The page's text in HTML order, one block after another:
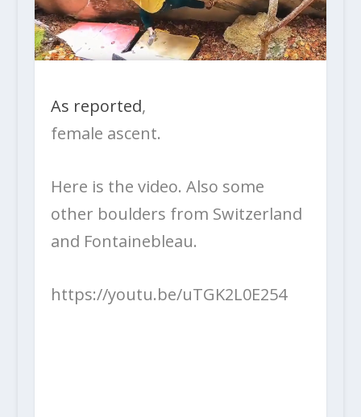
As reported,
female ascent.
Here is the video. Also some
other boulders from Switzerland
and Fontainebleau.
https://youtu.be/uTGK2L0E254